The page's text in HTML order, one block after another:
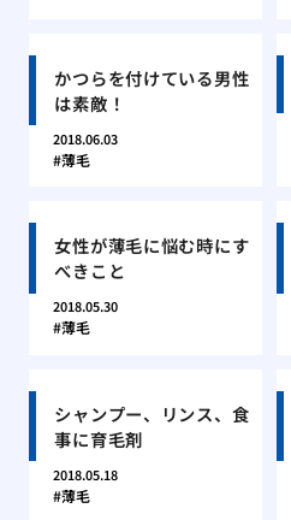
かつらを付けている男性
は素敵！
2018.06.03
薄毛
女性が薄毛に悩む時にす
べきこと
2018.05.30
薄毛
シャンプー、リンス、食
事に育毛剤
2018.05.18
薄毛